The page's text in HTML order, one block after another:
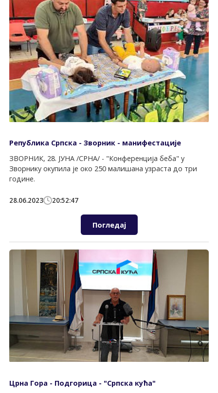
Република Српска - Зворник - манифестације
ЗВОРНИК, 28. ЈУНА /СРНА/ - "Конференција беба" у
Зворнику окупила је око 250 малишана узраста до три
године.
28.06.2023 20:52:47
Погледај
Црна Гора - Подгорица - "Српска кућа"